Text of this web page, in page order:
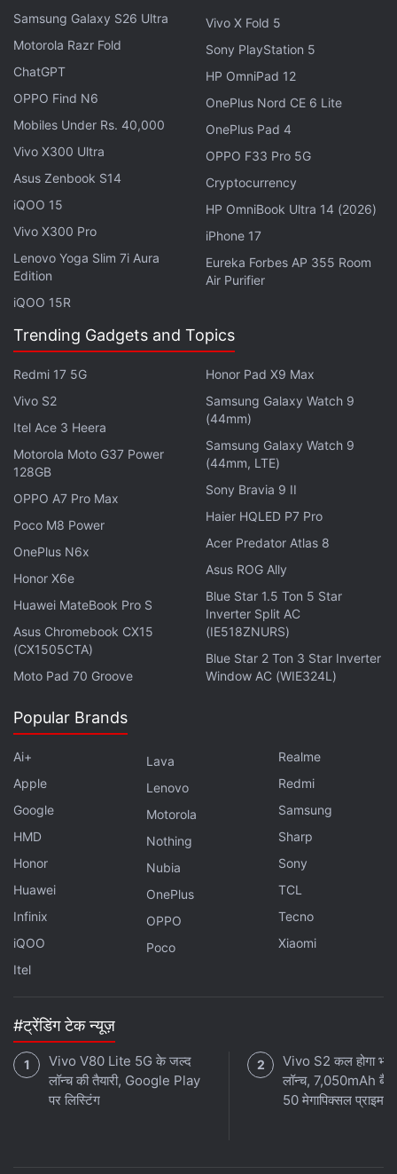
में 6,365mAh की बैटरी मिलने की संभावना थी।
कैमरा सेटअप के लिए फोन के रियर में 50 मेगापिक्सल का सोनी
IMX921 प्राइमरी कैमरा, 50 मेगापिक्सल का ऑटोफोकस अल्ट्रा-
वाइड कैमरा और 50 मेगापिक्सल का सोनी IMX882 3x पेरिस्कोप
टेलीफोटो कैमरा मिल सकता है। वहीं सेल्फी और वीडियो कॉल के लिए
फोन की मोटाई फोल्ड होने पर 4.3 मिमी और फोल्ड होने पर 9.33 मिमी
होगी।
टिप्सटर डिजिटल चैट स्टेशन के अनुसार, फाइबरग्लास वर्जन का वजन
219 ग्राम से कम होगा। जबकि X Fold3 Pro का वजन 236 ग्राम
है। X Fold3 का वजन 219 ग्राम है।
डिस्प्ले अल्ट्रासोनिक फिंगरप्रिंट सेंसर उपयोग कर रहा है। कहा जा रहा
और 3 स्टेज अलर्ट स्लाइडर से लैस हो सकता है। स्टोरेज की बात करें
तो यह फोन सिंगल 16GB + 512GB के साथ आ सकता है।
एक्सक्लूसिव ऑफर के लिए गैजेट्स 360
हमेंगूगल समाचारपर फॉलो करें।
Specifications
Samsung Galaxy S26 Ultra
Motorola Razr Fold
ChatGPT
OPPO Find N6
Mobiles Under Rs. 40,000
Vivo X300 Ultra
Asus Zenbook S14
iQOO 15
Vivo X300 Pro
Lenovo Yoga Slim 7i Aura
Edition
iQOO 15R
Vivo X Fold 5
Sony PlayStation 5
HP OmniPad 12
OnePlus Nord CE 6 Lite
OnePlus Pad 4
OPPO F33 Pro 5G
Cryptocurrency
HP OmniBook Ultra 14 (2026)
iPhone 17
Eureka Forbes AP 355 Room
Air Purifier
Trending Gadgets and Topics
Redmi 17 5G
Vivo S2
Itel Ace 3 Heera
Motorola Moto G37 Power
128GB
OPPO A7 Pro Max
Poco M8 Power
OnePlus N6x
Honor X6e
Huawei MateBook Pro S
Asus Chromebook CX15
(CX1505CTA)
Moto Pad 70 Groove
Honor Pad X9 Max
Samsung Galaxy Watch 9
(44mm)
Samsung Galaxy Watch 9
(44mm, LTE)
Sony Bravia 9 II
Haier HQLED P7 Pro
Acer Predator Atlas 8
Asus ROG Ally
Blue Star 1.5 Ton 5 Star
Inverter Split AC
(IE518ZNURS)
Blue Star 2 Ton 3 Star Inverter
Window AC (WIE324L)
Popular Brands
Ai+
Apple
Google
HMD
Honor
Huawei
Infinix
iQOO
Itel
Lava
Lenovo
Motorola
Nothing
Nubia
OnePlus
OPPO
Poco
Realme
Redmi
Samsung
Sharp
Sony
TCL
Tecno
Xiaomi
#ट्रेंडिंग टेक न्यूज़
Vivo V80 Lite 5G के जल्द
लॉन्च की तैयारी, Google Play
पर लिस्टिंग
Vivo S2 कल होगा
लॉन्च, 7,050mAh
50 मेगापिक्सल